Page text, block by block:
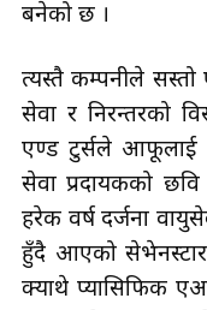
बनेको छ ।
त्यस्तै कम्पनीले सस्तो
सेवा र निरन्तरको
एण्ड टुर्सले आफूलाई
सेवा प्रदायकको
हरेक वर्ष दर्जनौँ
हुँदै आएको सेभेनस्टार
क्याथे प्यासिफिक